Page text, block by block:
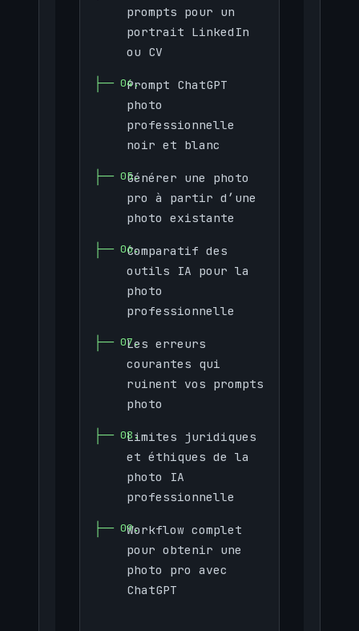
prompts pour un
portrait LinkedIn
ou CV
Prompt ChatGPT
photo
professionnelle
noir et blanc
Générer une photo
pro à partir d’une
photo existante
Comparatif des
outils IA pour la
photo
professionnelle
Les erreurs
courantes qui
ruinent vos prompts
photo
Limites juridiques
et éthiques de la
photo IA
professionnelle
Workflow complet
pour obtenir une
photo pro avec
ChatGPT